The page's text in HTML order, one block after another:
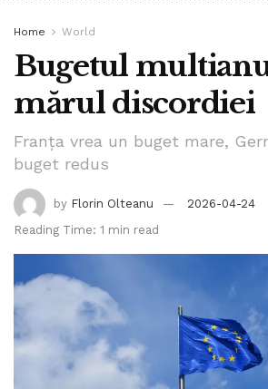
Home World
Bugetul
mărul discordiei
Franța vrea un buget mare,
buget redus
by Florin Olteanu
2026-04-24
Reading Time: 1 min read